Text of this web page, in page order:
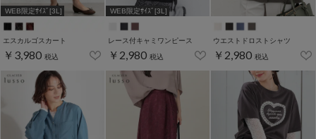
WEB限定ｻｲｽﾞ[3L]
エスカルゴスカート
￥3,980 税込
WEB限定ｻｲｽﾞ[3L]
レース付キャミワンピース
￥2,980 税込
ウエストドロストシャツ
￥2,980 税込